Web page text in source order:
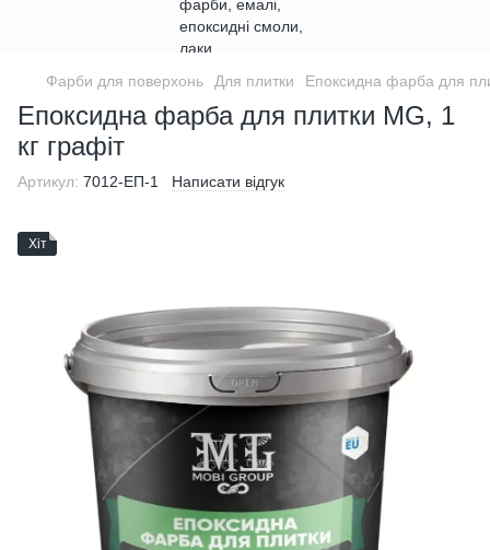
Фарби для поверхонь Для плитки Епоксидна фарба для
Епоксидна фарба для плитки MG, 1
кг графіт
Артикул: 7012-ЕП-1 Написати відгук
Хіт